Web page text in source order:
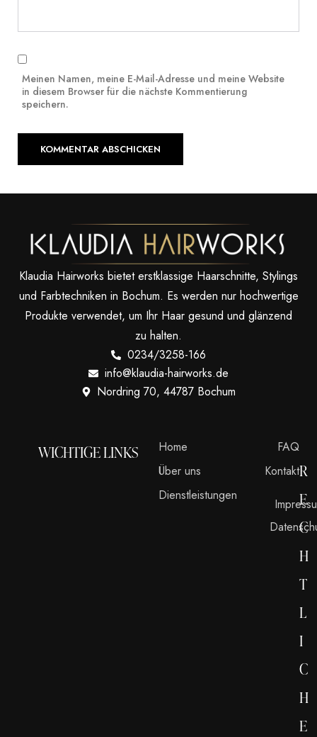
Meinen Namen, meine E-Mail-Adresse und meine Website
in diesem Browser für die nächste Kommentierung
speichern.
Klaudia Hairworks bietet erstklassige Haarschnitte, Stylings
und Farbtechniken in Bochum. Es werden nur hochwertige
Produkte verwendet, um Ihr Haar gesund und glänzend
zu halten.
0234/3258-166
info@klaudia-hairworks.de
Nordring 70, 44787 Bochum
WICHTIGE LINKS
Home
Über uns
Dienstleistungen
FAQ
KontaktR
E
C
H
T
L
I
C
H
E